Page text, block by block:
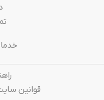
قوانین